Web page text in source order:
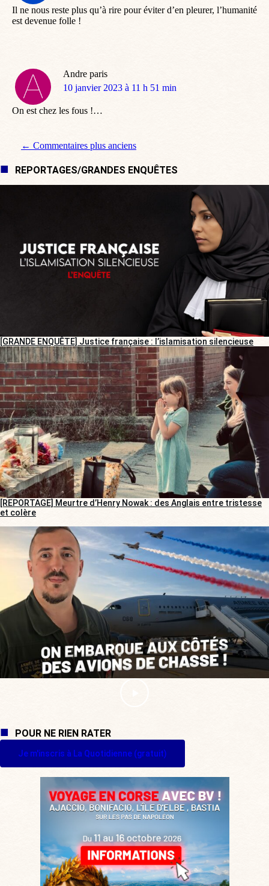
Il ne nous reste plus qu’à rire pour éviter d’en pleurer, l’humanité
est devenue folle !
Andre paris
dit
10 janvier 2023 à 11 h 51 min
On est chez les fous !…
Navigation de commentaire
← Commentaires plus anciens
REPORTAGES/GRANDES ENQUÊTES
[GRANDE ENQUÊTE] Justice française : l’islamisation silencieuse
[REPORTAGE] Meurtre d’Henry Nowak : des Anglais entre tristesse
et colère
POUR NE RIEN RATER
Je m'inscris à La Quotidienne (gratuit)